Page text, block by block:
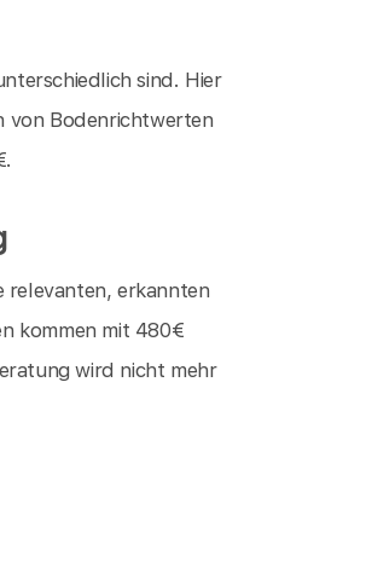
sind. Hier
von Bodenrichtwerten
relevanten, erkannten
kommen mit 480€
wird nicht mehr